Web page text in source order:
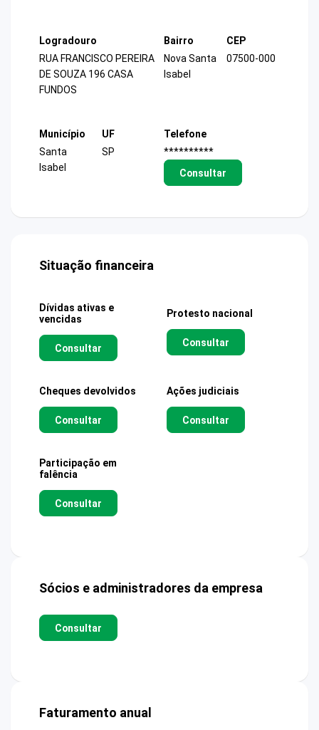
Logradouro
RUA FRANCISCO PEREIRA
DE SOUZA 196 CASA
FUNDOS
Bairro
Nova Santa
Isabel
CEP
07500-000
Município
Santa
Isabel
UF
SP
Telefone
**********
Consultar
Situação financeira
Dívidas ativas e
vencidas
Consultar
Protesto nacional
Consultar
Cheques devolvidos
Consultar
Ações judiciais
Consultar
Participação em
falência
Consultar
Sócios e administradores da empresa
Consultar
Faturamento anual